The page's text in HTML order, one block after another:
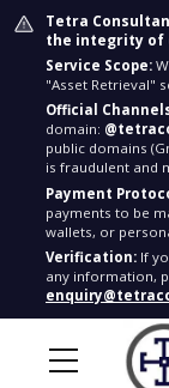
Tetra
the integrity of
Service Scope:
"Asset Retrieval"
Official
domain:
public domains
is fraudulent and
Payment
payments to be
wallets, or
Verification: If
any information,